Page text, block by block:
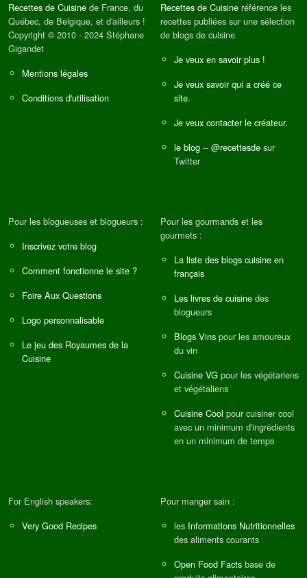
Recettes de Cuisine de France, du
Québec, de Belgique, et d'ailleurs !
Copyright © 2010 - 2024 Stéphane
Gigandet
Mentions légales
Conditions d'utilisation
Recettes de Cuisine référence les
recettes publiées sur une sélection
de blogs de cuisine.
Je veux en savoir plus !
Je veux savoir qui a créé ce
site.
Je veux contacter le créateur.
le blog -- @recettesde sur
Twitter
Pour les blogueuses et blogueurs :
Inscrivez votre blog
Comment fonctionne le site ?
Foire Aux Questions
Logo personnalisable
Le jeu des Royaumes de la
Cuisine
Pour les gourmands et les
gourmets :
La liste des blogs cuisine en
français
Les livres de cuisine des
blogueurs
Blogs Vins pour les amoureux
du vin
Cuisine VG pour les végétariens
et végétaliens
Cuisine Cool pour cuisiner cool
avec un minimum d'ingrédients
en un minimum de temps
For English speakers:
Very Good Recipes
Pour manger sain :
les Informations Nutritionnelles
des aliments courants
Open Food Facts base de